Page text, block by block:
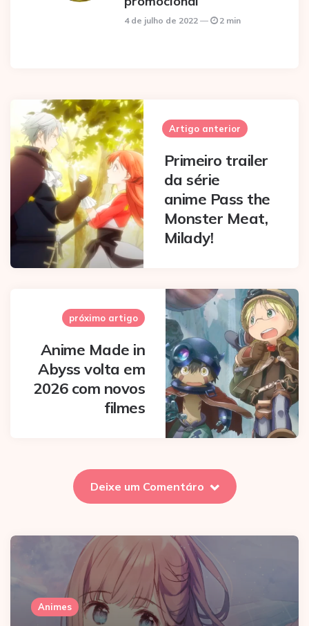
4 de julho de 2022 2 min
Post
navigation
Artigo anterior
Primeiro trailer
da série
anime Pass the
Monster Meat,
Milady!
próximo artigo
Anime Made in
Abyss volta em
2026 com novos
filmes
Deixe um Comentáro
Animes